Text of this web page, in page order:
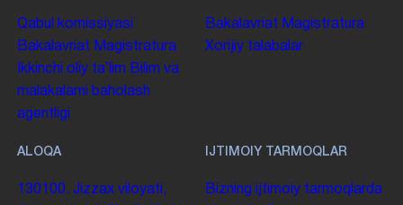
Qabul komissiyasi
Bakalavriat Magistratura
Ikkinchi oliy taʼlim Bilim va
malakalarni baholash
agentligi
Bakalavriat Magistratura
Xorijiy talabalar
ALOQA
130100. Jizzax viloyati,
IJTIMOIY TARMOQLAR
Bizning ijtimoiy tarmoqlarda